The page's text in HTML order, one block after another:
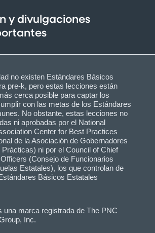
y divulgaciones
no existen Estándares Básicos
pre-k, pero estas lecciones están
cerca posible para captar los
con las metas de los Estándares
No obstante, estas lecciones no
ni aprobadas por el National
Center for Best Practices
de la Asociación de Gobernadores
ni por el Council of Chief
(Consejo de Funcionarios
Estatales), los que controlan de
Básicos Estatales
una marca registrada de The PNC
Inc.